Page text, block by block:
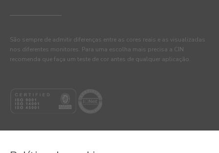
São sempre de admitir diferenças entre as cores reais e as visualizadas
nos diferentes monitores. Para uma escolha mais precisa a CIN
recomenda que faça um teste de cor antes de qualquer aplicação.